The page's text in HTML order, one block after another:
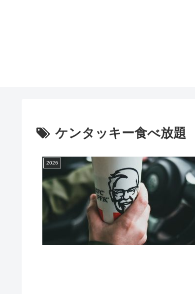
ケンタッキー食べ放題
2026